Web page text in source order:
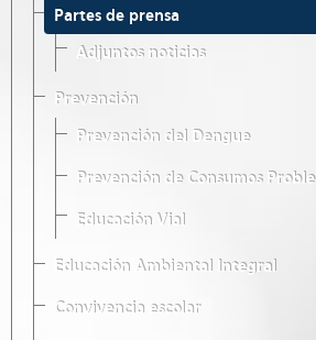
Partes de prensa
Adjuntos noticias
Prevención
Prevención del Dengue
Prevención de Consumos
Educación Vial
Educación Ambiental Integral
Convivencia escolar